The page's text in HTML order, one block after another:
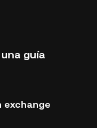
guía
exchange